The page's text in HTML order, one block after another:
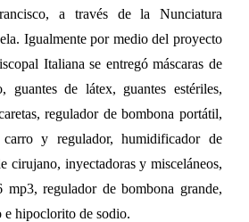
a través de la Nunciatura
Igualmente por medio del proyecto
Italiana se entregó máscaras de
guantes de látex, guantes estériles,
regulador de bombona portátil,
y regulador, humidificador de
cirujano, inyectadoras y misceláneos,
regulador de bombona grande,
e hipoclorito de sodio.